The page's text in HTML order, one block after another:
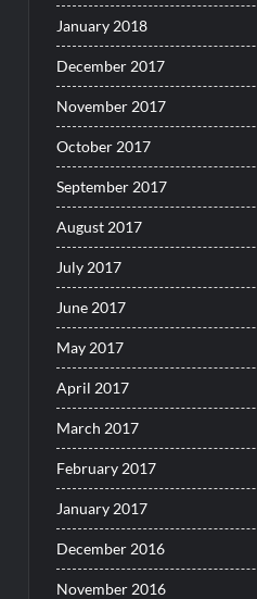
January 2018
December 2017
November 2017
October 2017
September 2017
August 2017
July 2017
June 2017
May 2017
April 2017
March 2017
February 2017
January 2017
December 2016
November 2016